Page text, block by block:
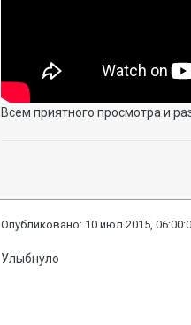
Всем приятного просмотра и
Опубликовано: 10 июл 2015,
Улыбнуло